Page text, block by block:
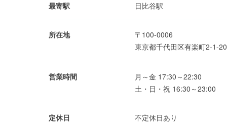
最寄駅 日比谷駅
所在地
〒100-0006
東京都千代田区有楽町2-1-
営業時間
月～金 17:30～22:30
土・日・祝 16:30～23:00
定休日 不定休日あり